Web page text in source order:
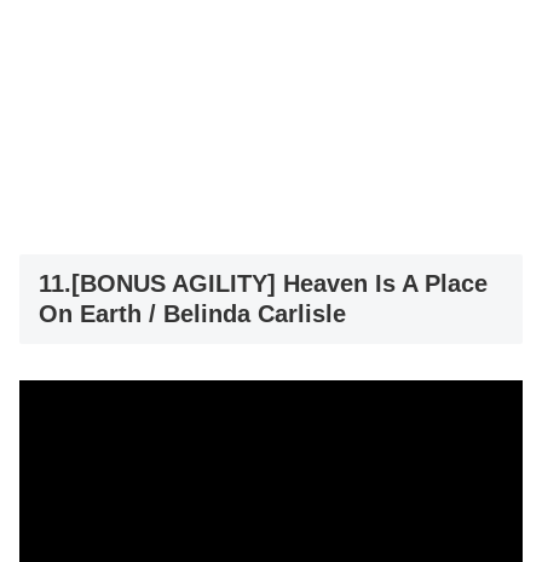
11.[BONUS AGILITY] Heaven Is A Place
On Earth / Belinda Carlisle